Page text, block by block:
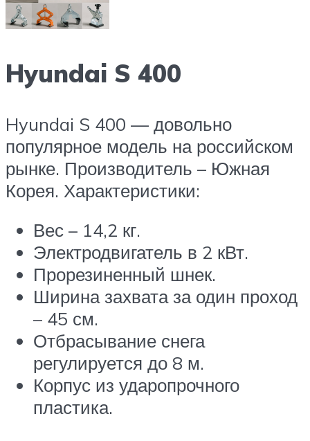
Hyundai S 400
Hyundai S 400 — довольно
популярное модель на российском
рынке. Производитель – Южная
Корея. Характеристики:
Вес – 14,2 кг.
Электродвигатель в 2 кВт.
Прорезиненный шнек.
Ширина захвата за один проход
– 45 см.
Отбрасывание снега
регулируется до 8 м.
Корпус из ударопрочного
пластика.